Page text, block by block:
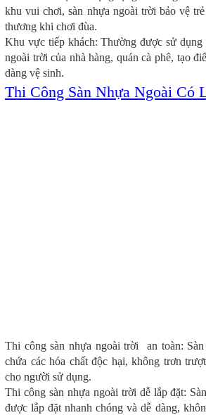
khu vui chơi, sàn nhựa ngoài trời bảo vệ
thương khi chơi đùa.
Khu vực tiếp khách: Thường được sử
ngoài trời của nhà hàng, quán cà phê, tạo
dàng vệ sinh.
Thi Công Sàn Nhựa Ngoài Có
Thi công sàn nhựa ngoài trời an toàn:
chứa các hóa chất độc hại, không trơn
cho người sử dụng.
Thi công sàn nhựa ngoài trời dễ lắp đặt:
được lắp đặt nhanh chóng và dễ dàng,